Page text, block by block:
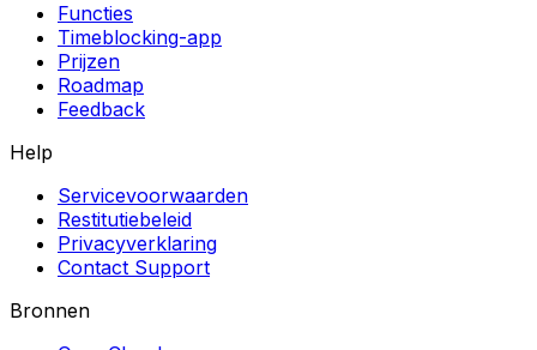
Functies
Timeblocking-app
Prijzen
Roadmap
Feedback
Help
Servicevoorwaarden
Restitutiebeleid
Privacyverklaring
Contact Support
Bronnen